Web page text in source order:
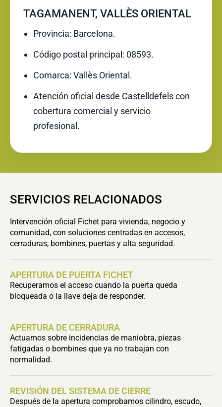
TAGAMANENT, VALLÈS ORIENTAL
Provincia: Barcelona.
Código postal principal: 08593.
Comarca: Vallès Oriental.
Atención oficial desde Castelldefels con
cobertura comercial y servicio
profesional.
SERVICIOS RELACIONADOS
Intervención oficial Fichet para vivienda, negocio y
comunidad, con soluciones centradas en accesos,
cerraduras, bombines, puertas y alta seguridad.
APERTURA DE PUERTA FICHET
Recuperamos el acceso cuando la puerta queda
bloqueada o la llave deja de responder.
APERTURA DE CERRADURA
Actuamos sobre incidencias de maniobra, piezas
fatigadas o bombines que ya no trabajan con
normalidad.
REVISIÓN DEL SISTEMA DE CIERRE
Después de la apertura comprobamos cilindro, escudo,